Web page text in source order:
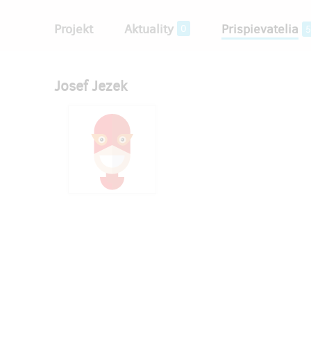
Projekt Aktuality 0 Prispievatelia
Josef Jezek